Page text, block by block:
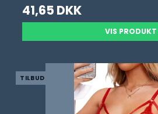
41,65 DKK
VIS PRODUKT
TILBUD